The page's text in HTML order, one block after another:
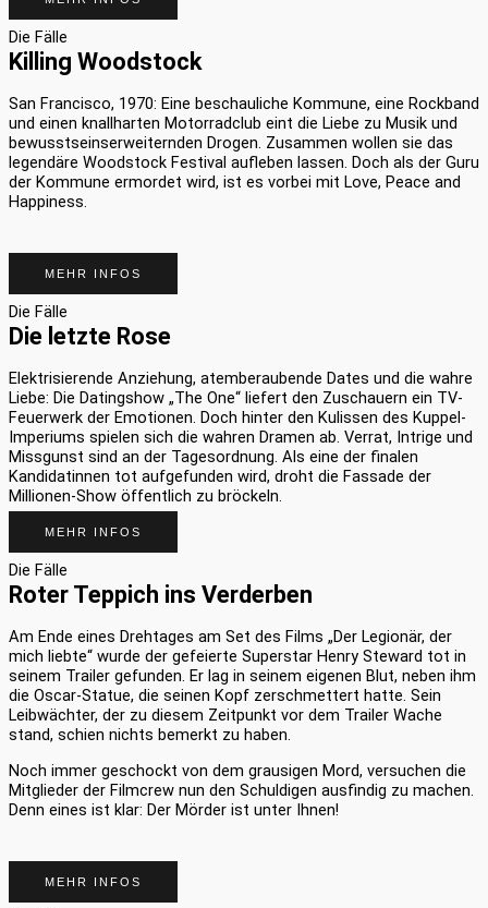
Die Fälle
Killing Woodstock
San Francisco, 1970: Eine beschauliche Kommune, eine Rockband
und einen knallharten Motorradclub eint die Liebe zu Musik und
bewusstseinserweiternden Drogen. Zusammen wollen sie das
legendäre Woodstock Festival aufleben lassen. Doch als der Guru
der Kommune ermordet wird, ist es vorbei mit Love, Peace and
Happiness.
MEHR INFOS
Die Fälle
Die letzte Rose
Elektrisierende Anziehung, atemberaubende Dates und die wahre
Liebe: Die Datingshow „The One“ liefert den Zuschauern ein TV-
Feuerwerk der Emotionen. Doch hinter den Kulissen des Kuppel-
Imperiums spielen sich die wahren Dramen ab. Verrat, Intrige und
Missgunst sind an der Tagesordnung. Als eine der finalen
Kandidatinnen tot aufgefunden wird, droht die Fassade der
Millionen-Show öffentlich zu bröckeln.
MEHR INFOS
Die Fälle
Roter Teppich ins Verderben
Am Ende eines Drehtages am Set des Films „Der Legionär, der
mich liebte“ wurde der gefeierte Superstar Henry Steward tot in
seinem Trailer gefunden. Er lag in seinem eigenen Blut, neben ihm
die Oscar-Statue, die seinen Kopf zerschmettert hatte. Sein
Leibwächter, der zu diesem Zeitpunkt vor dem Trailer Wache
stand, schien nichts bemerkt zu haben.
Noch immer geschockt von dem grausigen Mord, versuchen die
Mitglieder der Filmcrew nun den Schuldigen ausfindig zu machen.
Denn eines ist klar: Der Mörder ist unter Ihnen!
MEHR INFOS